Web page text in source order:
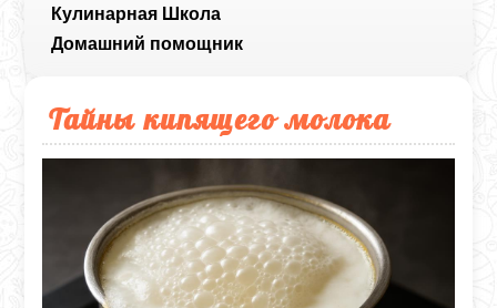
Кулинарная Школа
Домашний помощник
Тайны кипящего молока